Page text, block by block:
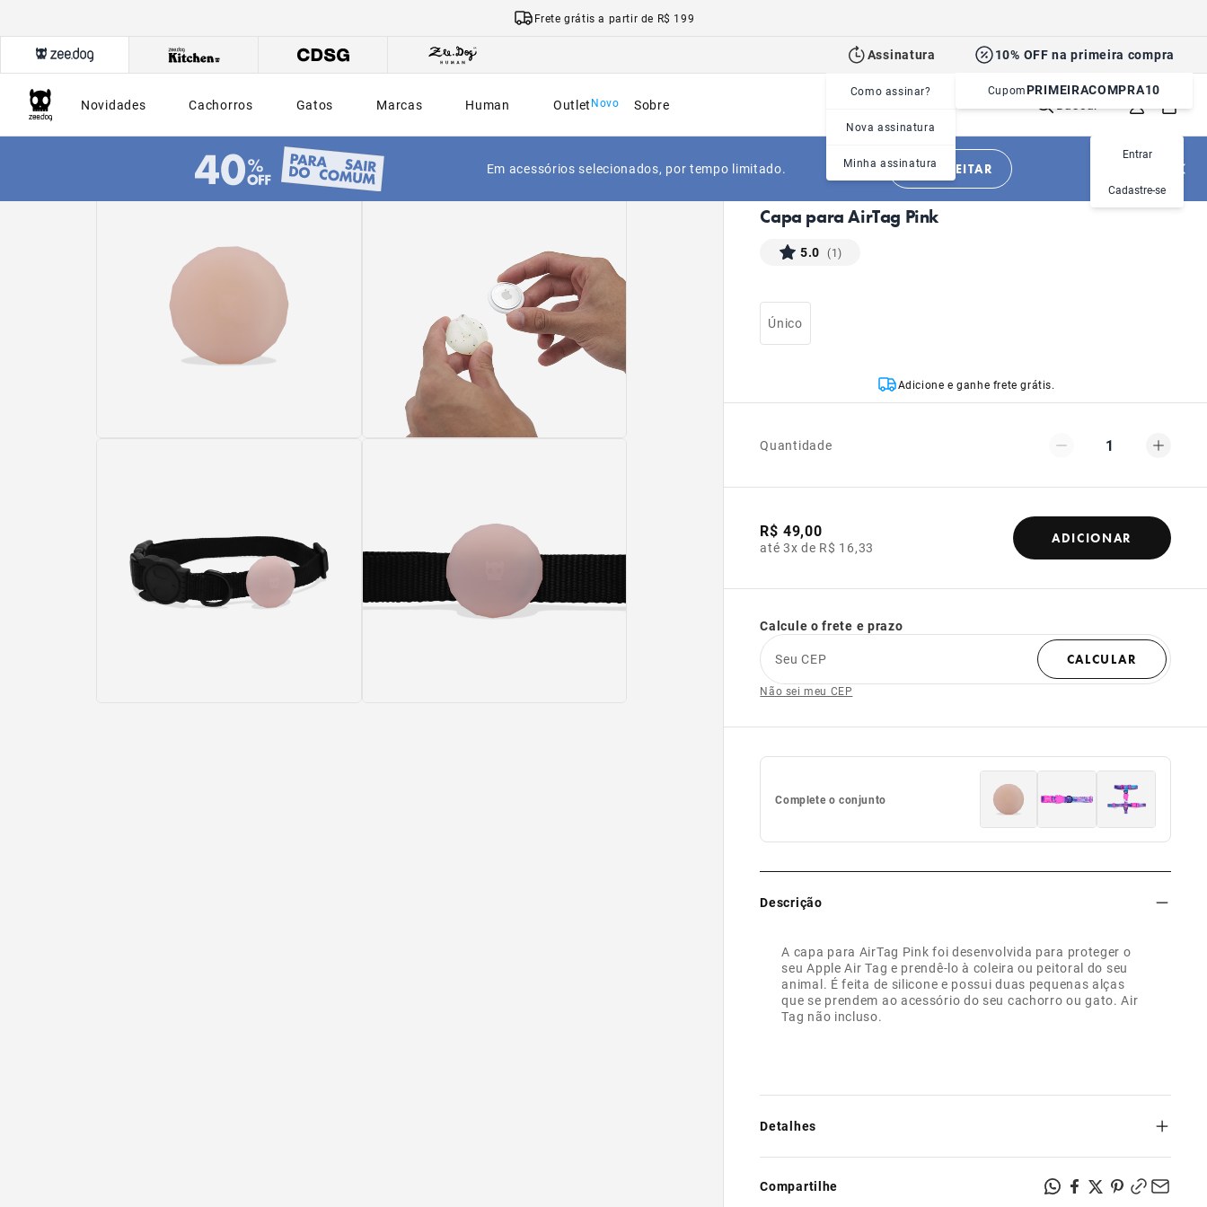
Frete grátis a partir de R$ 199
Assinatura
Como assinar?
Nova assinatura
Minha assinatura
10% OFF na primeira compra
CupomPRIMEIRACOMPRA10
Novidades
Cachorros Gatos Marcas Human Outlet Sobre
Entrar
Cadastre-se
Em acessórios selecionados, por tempo limitado. APROVEITAR
Cachorros|Acessórios|Capas para Tags
Capa para AirTag Pink
5.0 (1)
Único
Adicione e ganhe frete grátis.
Quantidade 1
R$ 49,00
até 3x de R$ 16,33
ADICIONAR
Calcule o frete e prazo
Seu CEP
CALCULAR
Não sei meu CEP
Complete o conjunto
Descrição
A capa para AirTag Pink foi desenvolvida para proteger o
seu Apple Air Tag e prendê-lo à coleira ou peitoral do seu
animal. É feita de silicone e possui duas pequenas alças
que se prendem ao acessório do seu cachorro ou gato. Air
Tag não incluso.
Detalhes
- Feita de silicone;
- Com alças para prender em coleiras e peitorais;
Compartilhe